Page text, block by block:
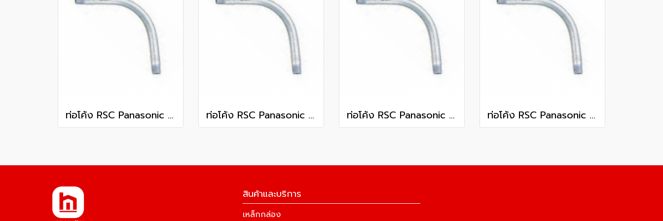
ท่อโค้ง RSC Panasonic 4 นิ้ว ท่อโค้ง RSC Panasonic 3 1/2 นิ้ว ท่อโค้ง RSC Panasonic 3 นิ้ว ท่อโค้ง RSC Panasonic 2 1/2 นิ้ว
สินค้าและบริการ
เหล็กกล่อง